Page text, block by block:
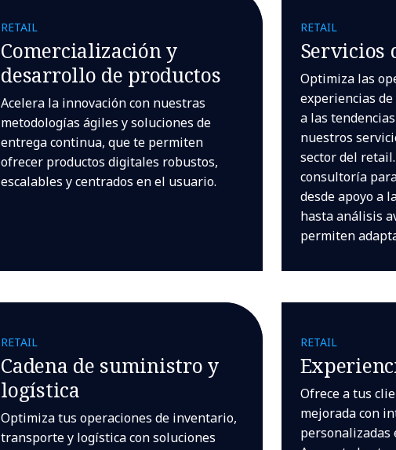
RETAIL
Comercialización y
desarrollo de productos
Acelera la innovación con nuestras
metodologías ágiles y soluciones de
entrega continua, que te permiten
ofrecer productos digitales robustos,
escalables y centrados en el usuario.
RETAIL
Servicios
Optimiza las
experiencias
a las
nuestros
sector del
consultoría
desde apoyo a
hasta análisis
permiten
RETAIL
Cadena de suministro y
logística
Optimiza tus operaciones de inventario,
transporte y logística con soluciones
RETAIL
Ofrece a tus
mejorada con
personalizadas